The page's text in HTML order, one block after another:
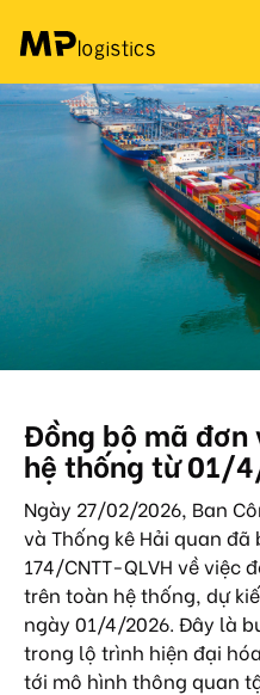
Đồng bộ mã đơn
hệ thống từ 01/
Ngày 27/02/2026, Ban
và Thống kê Hải quan
174/CNTT-QLVH về việc
trên toàn hệ thống, dự
ngày 01/4/2026. Đây là
trong lộ trình hiện đại
tới mô hình thông quan